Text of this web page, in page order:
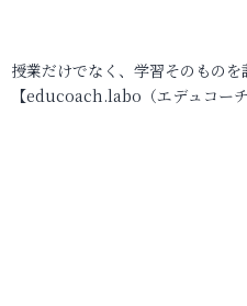
授業だけでなく、学習そのもの
【educoach.labo（エデュコー